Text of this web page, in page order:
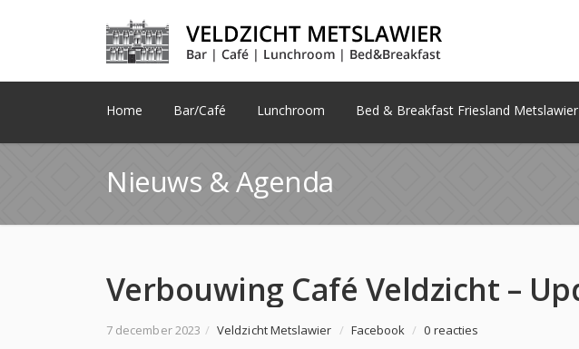
Home Bar/Café Lunchroom Bed & Breakfast Friesland Metslawier
Nieuws & Agenda
7 december 2023 / Veldzicht Metslawier / Facebook / 0 reacties